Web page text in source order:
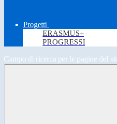
Progetti
ERASMUS+
PROGRESSI
Campo di ricerca per le pagine del